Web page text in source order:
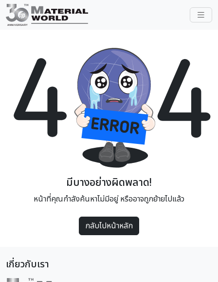
มีบางอย่างผิดพลาด!
หน้าที่คุณกำลังค้นหาไม่มีอยู่ หรืออาจถูกย้ายไปแล้ว
กลับไปหน้าหลัก
เกี่ยวกับเรา